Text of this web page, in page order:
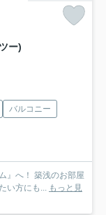
ー)
バルコニー
』へ！ 築浅のお部屋
い方にも...
もっと見